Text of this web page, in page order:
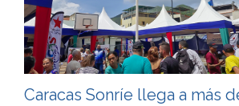
Caracas Sonríe llega a más